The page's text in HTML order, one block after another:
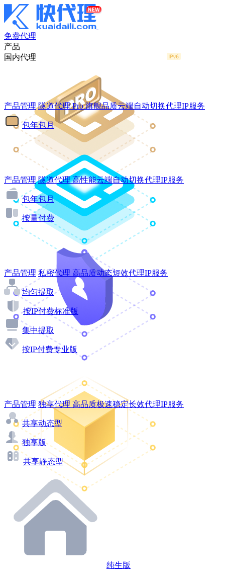
免费代理
产品
国内代理
产品管理 隧道代理Pro 旗舰品质云端自动切换代理IP服务
包年包月
产品管理 隧道代理 高性能云端自动切换代理IP服务
包年包月
按量付费
产品管理 私密代理 高品质动态短效代理IP服务
均匀提取
按IP付费标准版
集中提取
按IP付费专业版
产品管理 独享代理 高品质极速稳定长效代理IP服务
共享动态型
独享版
共享静态型
纯生版